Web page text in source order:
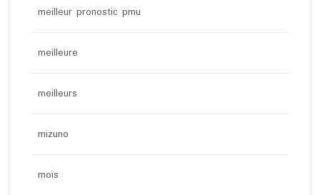
meilleur pronostic pmu
meilleure
meilleurs
mizuno
mois